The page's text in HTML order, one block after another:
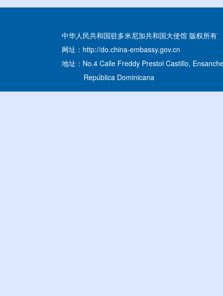
中华人民共和国驻多米尼加共和国大使馆 版权所有
网址：http://do.china-embassy.gov.cn
地址：No.4 Calle Freddy Prestol Castillo,
República Dominicana